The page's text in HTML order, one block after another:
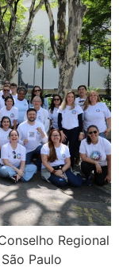
Regional
Paulo